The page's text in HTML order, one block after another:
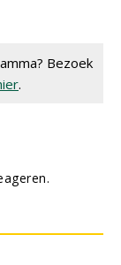
Bezoek
.